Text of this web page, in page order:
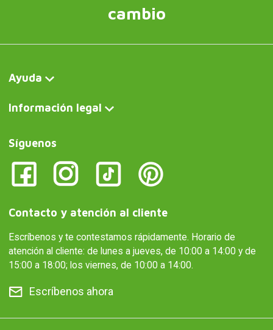
cambio
Ayuda
Información legal
Síguenos
Contacto y atención al cliente
Escríbenos y te contestamos rápidamente. Horario de
atención al cliente: de lunes a jueves, de 10:00 a 14:00 y de
15:00 a 18:00; los viernes, de 10:00 a 14:00.
Escríbenos ahora